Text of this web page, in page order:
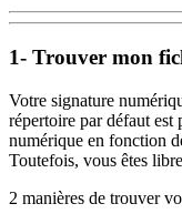
1- Trouver mon
Votre signature
répertoire par défaut est
numérique en fonction
Toutefois, vous êtes
2 manières de trouver